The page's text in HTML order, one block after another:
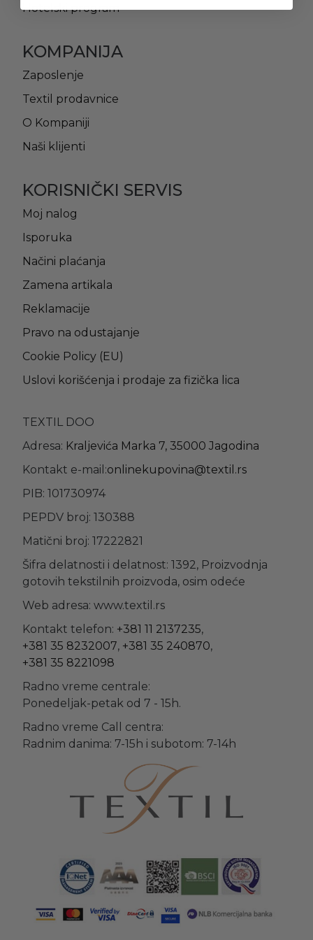
Hotelski program
KOMPANIJA
Zaposlenje
Textil prodavnice
O Kompaniji
Naši klijenti
KORISNIČKI SERVIS
Moj nalog
Isporuka
Načini plaćanja
Zamena artikala
Reklamacije
Pravo na odustajanje
Cookie Policy (EU)
Uslovi korišćenja i prodaje za fizička lica
TEXTIL DOO
Adresa: Kraljevića Marka 7, 35000 Jagodina
Kontakt e-mail:onlinekupovina@textil.rs
PIB: 101730974
PEPDV broj: 130388
Matični broj: 17222821
Šifra delatnosti i delatnost: 1392, Proizvodnja
gotovih tekstilnih proizvoda, osim odeće
Web adresa: www.textil.rs
Kontakt telefon: +381 11 2137235,
+381 35 8232007, +381 35 240870,
+381 35 8221098
Radno vreme centrale:
Ponedeljak-petak od 7 - 15h.
Radno vreme Call centra:
Radnim danima: 7-15h i subotom: 7-14h